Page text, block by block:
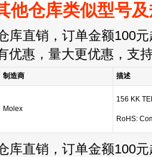
他仓库类似型号
库直销，订单金额100元
优惠，量大更优惠，支
制造商 描述
Molex
156 KK
RoHS:
库直销，订单金额100元